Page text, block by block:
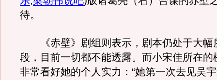
待。
《赤壁》剧组则表示，剧本仍处于大幅
段，目前一切都不能透露。而小宋佳所在的
非常看好她的个人实力：“她第一次去见吴